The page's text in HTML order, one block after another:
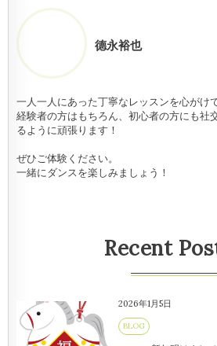
德永裕也
一人一人にあった丁寧なレッスンを心がけ
経験者の方はもちろん、初心者の方にも社
るように頑張ります！
ぜひご体験ください。
一緒にダンスを楽しみましょう！
Recent
2026年1月5日
BLOG